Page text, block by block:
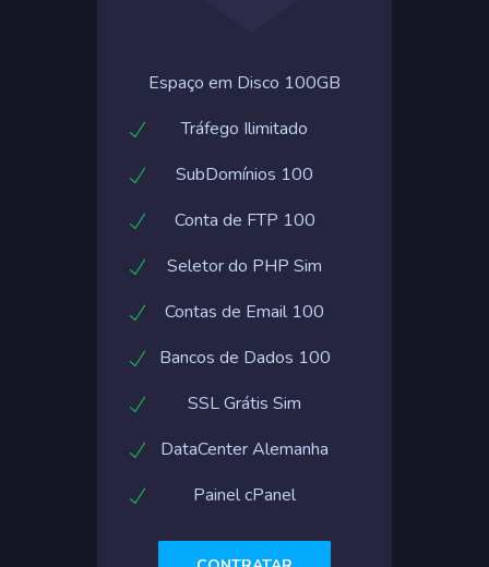
Espaço em Disco 100GB
Tráfego Ilimitado
SubDomínios 100
Conta de FTP 100
Seletor do PHP Sim
Contas de Email 100
Bancos de Dados 100
SSL Grátis Sim
DataCenter Alemanha
Painel cPanel